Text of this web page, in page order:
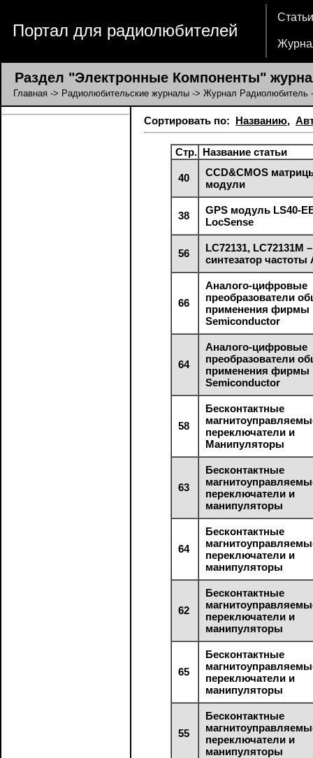
Портал для радиолюбителей
Статьи
Раздел "Электронные Компоненты"
Главная -> Радиолюбительские журналы -> Журнал Радиолюбитель
Сортировать по: Названию,
Стр. Название статьи
40
CCD&CMOS
модули
38
GPS модуль LS40-
LocSense
56
LC72131, LC72131M
синтезатор частоты
66
Аналого-цифровые
преобразователи
применения фирмы
Semiconductor
64
Аналого-цифровые
преобразователи
применения фирмы
Semiconductor
58
Бесконтактные
переключатели и
Манипуляторы
63
Бесконтактные
переключатели и
манипуляторы
64
Бесконтактные
переключатели и
манипуляторы
62
Бесконтактные
переключатели и
манипуляторы
65
Бесконтактные
переключатели и
манипуляторы
55
Бесконтактные
переключатели и
манипуляторы